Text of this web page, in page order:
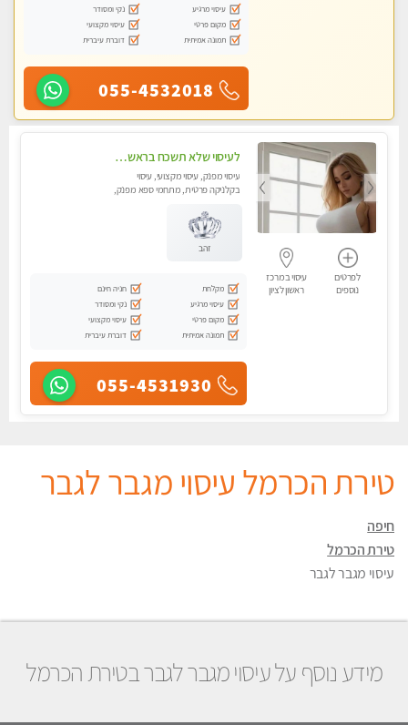
עיסוי מרגיע
נקי ומסודר
מקום פרטי
עיסוי מקצועי
תמונה אמיתית
דוברת עיברית
055-4532018
לפרטים
נוספים
עיסוי במרכז
ראשון לציון
לעיסוי שלא תשכח בראשון לציון
עיסוי מפנק, עיסוי מקצועי, עיסוי
בקלניקה פרטית, מתחמי ספא מפנק,
זהב
מקלחת
חניה חינם
עיסוי מרגיע
נקי ומסודר
מקום פרטי
עיסוי מקצועי
תמונה אמיתית
דוברת עיברית
055-4531930
טירת הכרמל עיסוי מגבר לגבר
חיפה
טירת הכרמל
עיסוי מגבר לגבר
מידע נוסף על עיסוי מגבר לגבר בטירת הכרמל